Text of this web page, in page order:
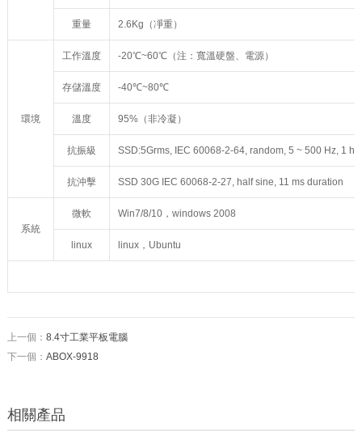
重量 2.6Kg（凈重）
環境
工作溫度 -20℃~60℃（注：寬溫硬盤、電源）
存儲溫度 -40℃~80℃
溫度 95%（非冷凝）
抗振級 SSD:5Grms, IEC 60068-2-64, random, 5 ~ 500 Hz, 1
抗沖擊 SSD 30G IEC 60068-2-27, half sine, 11 ms duration
系統
微軟 Win7/8/10，windows 2008
linux linux，Ubuntu
上一個： 8.4寸工業平板電腦
下一個： ABOX-9918
相關產品